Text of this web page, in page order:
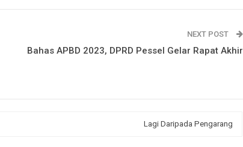
NEXT POST
Bahas APBD 2023, DPRD Pessel Gelar Rapat Akhir
Lagi Daripada Pengarang